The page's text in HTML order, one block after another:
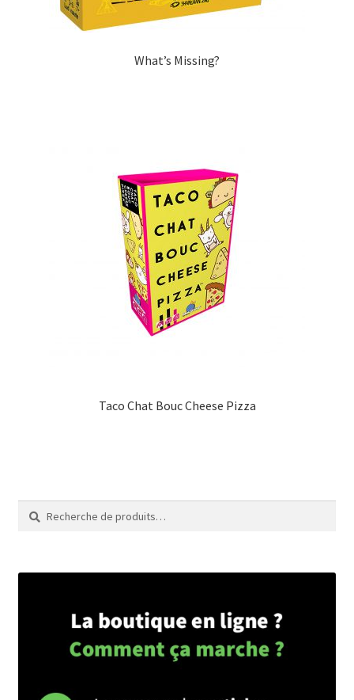
What’s Missing?
Taco Chat Bouc Cheese Pizza
Recherche
pour :
Recherche